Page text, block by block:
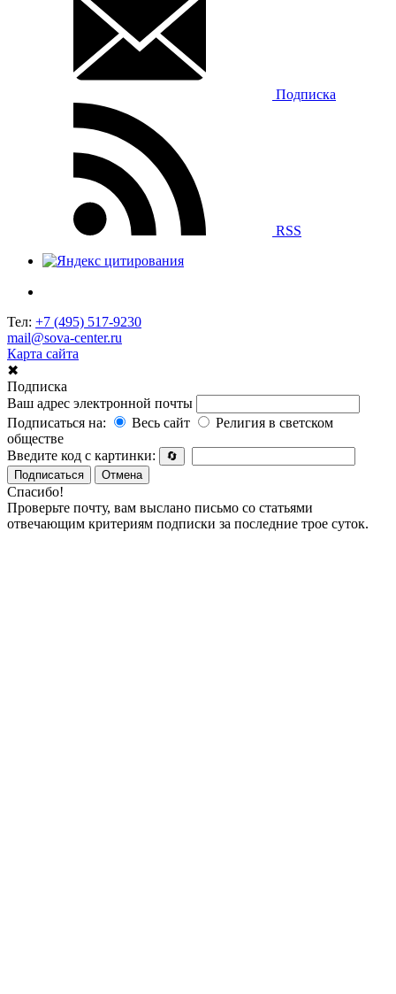
Подписка
RSS
Тел: +7 (495) 517-9230
mail@sova-center.ru
Карта сайта
✖
Подписка
Ваш адрес электронной почты
Подписаться на:
Весь сайт
Религия в светском
обществе
Введите код с картинки:
🔄
Подписаться
Отмена
Спасибо!
Проверьте почту, вам выслано письмо со статьями
отвечающим критериям подписки за последние трое суток.